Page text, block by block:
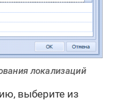
локализаций
выберите из